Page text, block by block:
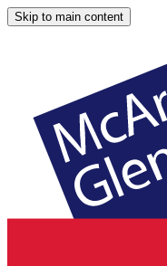
Skip to main content